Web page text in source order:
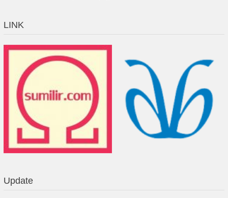
LINK
Update